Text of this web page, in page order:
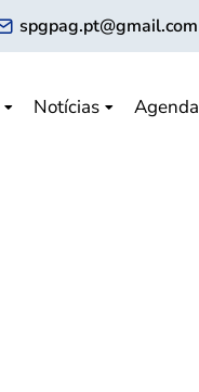
spgpag.pt@gmail.com
Notícias Agenda